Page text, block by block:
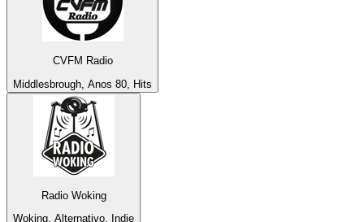
CVFM Radio
Middlesbrough, Anos 80, Hits
Radio Woking
Woking, Alternativo, Indie